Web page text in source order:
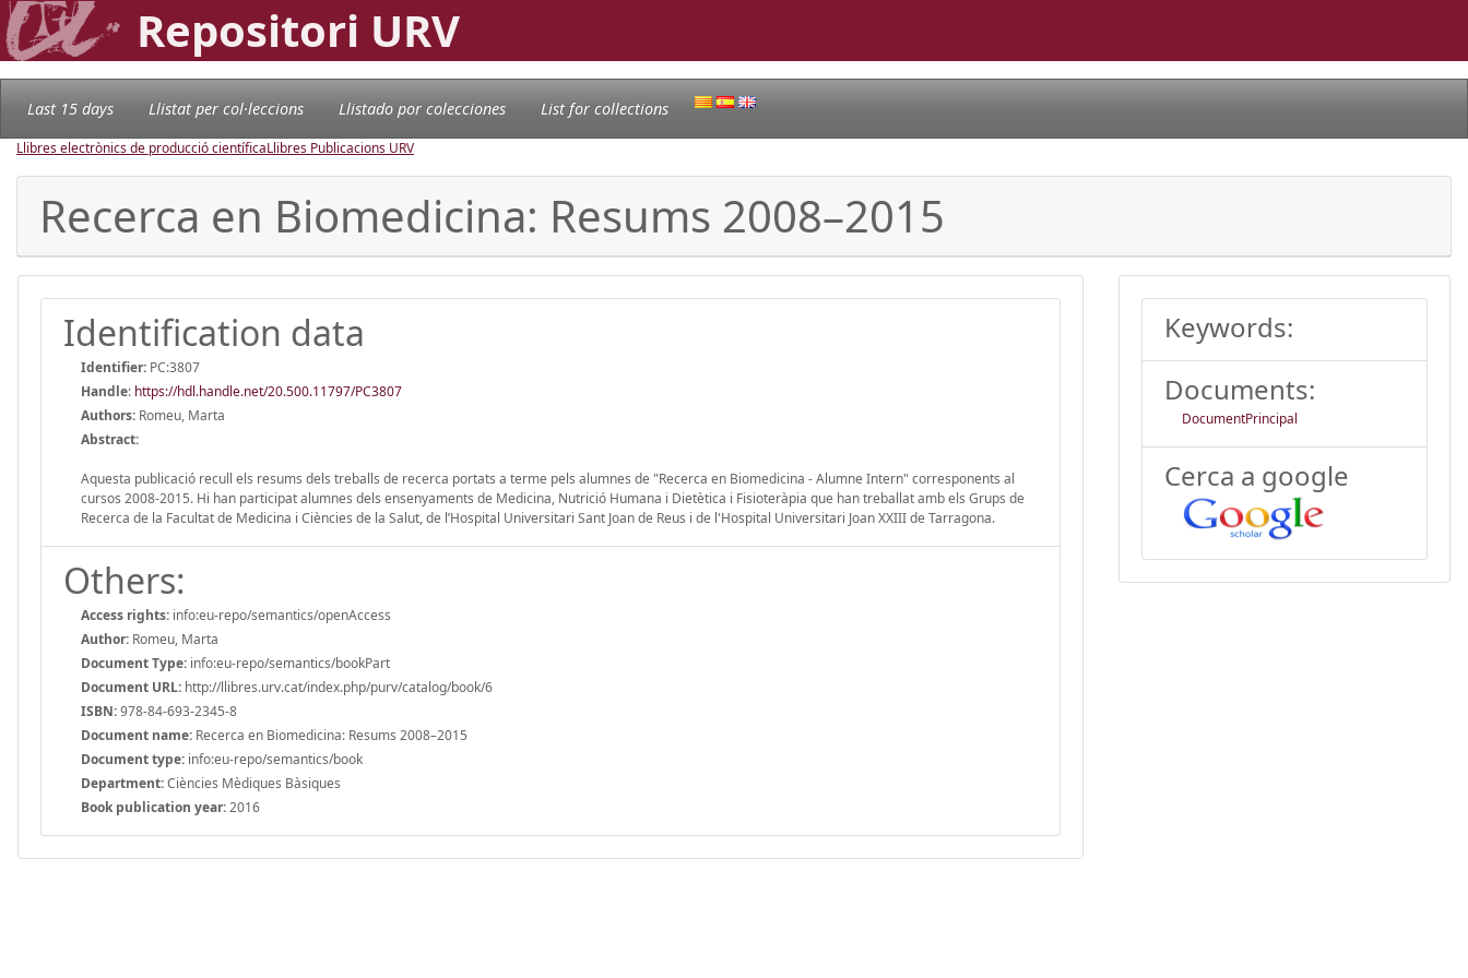
Repositori URV
Last 15 days Llistat per col·leccions Llistado por colecciones List for collections
Llibres electrònics de producció científicaLlibres Publicacions URV
Recerca en Biomedicina: Resums 2008–2015
Identification data
Identifier: PC:3807
Handle: https://hdl.handle.net/20.500.11797/PC3807
Authors: Romeu, Marta
Abstract:
Aquesta publicació recull els resums dels treballs de recerca portats a terme pels alumnes de "Recerca en Biomedicina - Alumne Intern" corresponents al
cursos 2008-2015. Hi han participat alumnes dels ensenyaments de Medicina, Nutrició Humana i Dietètica i Fisioteràpia que han treballat amb els Grups de
Recerca de la Facultat de Medicina i Ciències de la Salut, de l’Hospital Universitari Sant Joan de Reus i de l'Hospital Universitari Joan XXIII de Tarragona.
Others:
Access rights: info:eu-repo/semantics/openAccess
Author: Romeu, Marta
Document Type: info:eu-repo/semantics/bookPart
Document URL: http://llibres.urv.cat/index.php/purv/catalog/book/6
ISBN:978-84-693-2345-8
Document name: Recerca en Biomedicina: Resums 2008–2015
Document type: info:eu-repo/semantics/book
Department:Ciències Mèdiques Bàsiques
Book publication year:2016
Keywords:
Documents:
DocumentPrincipal
Cerca a google